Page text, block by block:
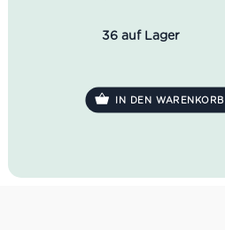
36 auf Lager
IN DEN WARENKORB